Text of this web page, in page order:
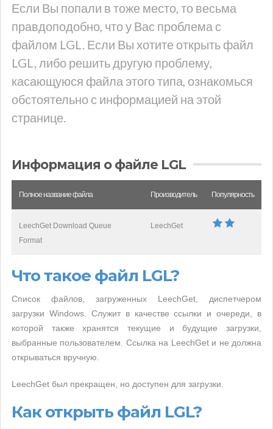
Если Вы попали в тоже место, то весьма
правдоподобно, что у Вас проблема с
файлом LGL. Если Вы хотите открыть файл
LGL, либо решить другую проблему,
касающуюся файла этого типа, ознакомься
обстоятельно с информацией на этой
странице.
Информация о файле LGL
Полное название файла Производитель Популярность
LeechGet Download Queue
Format
LeechGet
Что такое файл LGL?
Список файлов, загруженных LeechGet, диспетчером
загрузки Windows. Служит в качестве ссылки и очереди, в
которой также хранятся текущие и будущие загрузки,
выбранные пользователем. Ссылка на LeechGet и не должна
открываться вручную.
LeechGet был прекращен, но доступен для загрузки.
Как открыть файл LGL?